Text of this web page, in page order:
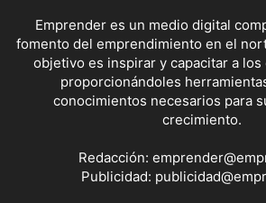
Emprender es un medio digital
fomento del emprendimiento en el
objetivo es inspirar y capacitar a
proporcionándoles
conocimientos necesarios para
crecimiento.
Redacción:
Publicidad: